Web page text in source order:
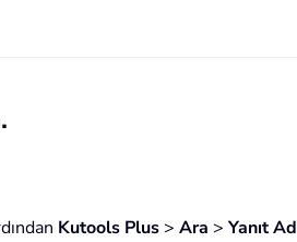
Kutools Plus > Ara > Yanıt